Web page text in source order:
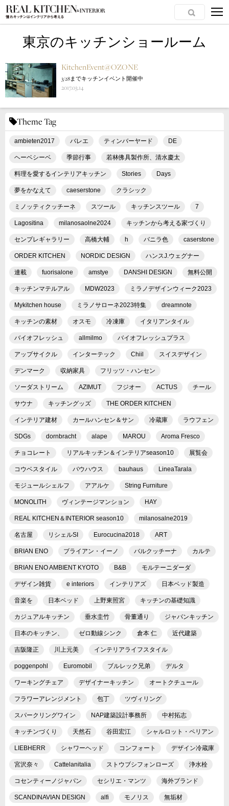
東京のキッチンショールーム
KitchenEvent@OZONE
3/28までキッチンイベント開催中
2017.03.14
Theme Tag
ambieten2017 バレエ ティンバーヤード DE
ヘーベシーベ 季節行事 若林佛具製作所、清水慶太
料理を愛するインテリアキッチン Stories Days
夢をかなえて caeserstone クラシック
ミノッティクッチーネ スツール キッチンスツール 7
Lagositina milanosaolne2024 キッチンから考える家づくり
センプレギャラリー 高橋大輔 h バニラ色 caserstone
ORDER KITCHEN NORDIC DESIGN ハンスJ.ウェグナー
連載 fuorisalone amstye DANSHI DESIGN 無料公開
キッチンマテルアル MDW2023 ミラノデザインウィーク2023
Mykitchen house ミラノサローネ2023特集 dreamnote
キッチンの素材 オスモ 冷凍庫 イタリアンタイル
バイオフレッシュ allmilmo バイオフレッシュプラス
アップサイクル インターテック Chiil スイスデザイン
デンマーク 収納家具 フリッツ・ハンセン
ソーダストリーム AZIMUT フジオー ACTUS チール
サウナ キッチングッズ THE ORDER KITCHEN
インテリア建材 カールハンセン＆サン 冷蔵庫 ラウフェン
SDGs dornbracht alape MAROU Aroma Fresco
チョコレート リアルキッチン＆インテリアseason10 展覧会
コウベスタイル バウハウス bauhaus LineaTarala
モジュールシェルフ アアルケ String Furniture
MONOLITH ヴィンテージマンション HAY
REAL KITCHEN＆INTERIOR season10 milanosalne2019
名古屋 リシェルSI Eurocucina2018 ART
BRIAN ENO ブライアン・イーノ バルクッチーナ カルテ
BRIAN ENO AMBIENT KYOTO B&B モルテーニダーダ
デザイン雑貨 e interiors インテリアズ 日本ベッド製造
音楽を 日本ベッド 上野東照宮 キッチンの基礎知識
カジュアルキッチン 垂水圭竹 骨董通り ジャパンキッチン
日本のキッチン、 ゼロ動線シンク 倉本 仁 近代建築
吉阪隆正 川上元美 インテリアライフスタイル
poggenpohl Euromobil ブルレック兄弟 デルタ
ワーキングチェア デザイナーキッチン オートクチュール
フラワーアレンジメント 包丁 ツヴィリング
スパークリングワイン NAP建築設計事務所 中村拓志
キッチンづくり 天然石 谷田宏江 シャルロット・ペリアン
LIEBHERR シャワーヘッド コンフォート デザイン冷蔵庫
宮沢奈々 Cattelanitalia ストウブシフォンローズ 浄水栓
コセンティーノジャパン セシリエ・マンツ 海外ブランド
SCANDINAVIAN DESIGN alfi モノリス 無垢材